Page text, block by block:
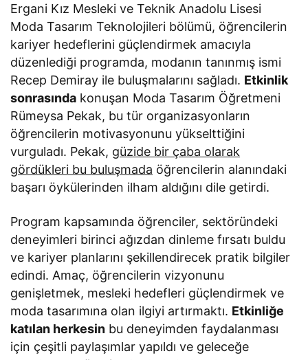
Ergani Kız Mesleki ve Teknik Anadolu Lisesi
Moda Tasarım Teknolojileri bölümü, öğrencilerin
kariyer hedeflerini güçlendirmek amacıyla
düzenlediği programda, modanın tanınmış ismi
Recep Demiray ile buluşmalarını sağladı. Etkinlik
sonrasında konuşan Moda Tasarım Öğretmeni
Rümeysa Pekak, bu tür organizasyonların
öğrencilerin motivasyonunu yükselttiğini
vurguladı. Pekak, güzide bir çaba olarak
gördükleri bu buluşmada öğrencilerin alanındaki
başarı öykülerinden ilham aldığını dile getirdi.
Program kapsamında öğrenciler, sektöründeki
deneyimleri birinci ağızdan dinleme fırsatı buldu
ve kariyer planlarını şekillendirecek pratik bilgiler
edindi. Amaç, öğrencilerin vizyonunu
genişletmek, mesleki hedefleri güçlendirmek ve
moda tasarımına olan ilgiyi artırmaktı. Etkinliğe
katılan herkesin bu deneyimden faydalanması
için çeşitli paylaşımlar yapıldı ve geleceğe